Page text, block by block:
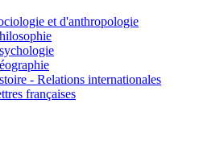
et d'anthropologie
- Relations internationales
françaises